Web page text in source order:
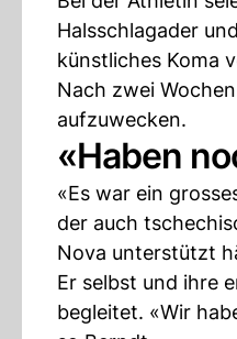
Halsschlagader
künstliches Koma
Nach zwei
aufzuwecken.
«Haben
«Es war ein
der auch
Nova unterstützt
Er selbst und ihre
begleitet. «Wir